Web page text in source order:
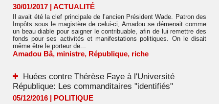
30/01/2017 | ACTUALITÉ
Il avait été la clef principale de l’ancien Président Wade. Patron des
Impôts sous le magistère de celui-ci, Amadou se démenait comme
un beau diable pour saigner le contribuable, afin de lui remettre des
fonds pour ses activités et manifestations politiques. On le disait
même être le porteur de...
Amadou Bâ, ministre, République, riche
Huées contre Thérèse Faye à l'Université
République: Les commanditaires "identifiés"
05/12/2016 | POLITIQUE